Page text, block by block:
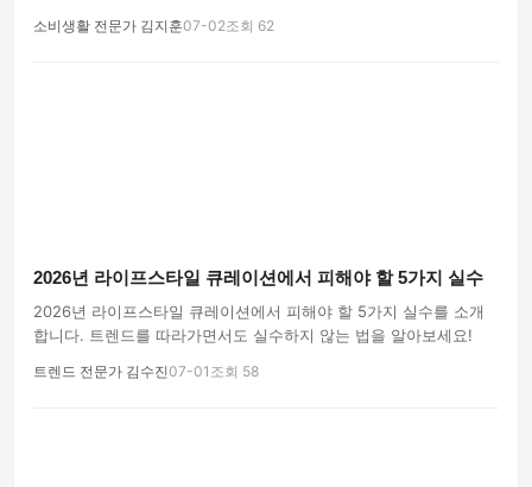
소비생활 전문가 김지훈07-02조회 62
2026년 라이프스타일 큐레이션에서 피해야 할 5가지 실수
2026년 라이프스타일 큐레이션에서 피해야 할 5가지 실수를 소개
합니다. 트렌드를 따라가면서도 실수하지 않는 법을 알아보세요!
트렌드 전문가 김수진07-01 조회 58